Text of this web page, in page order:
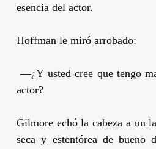
esencia del actor.
Hoffman le miró arrobado:
—¿Y usted cree que tengo
actor?
Gilmoreechó la cabeza a un
seca y estentórea de bueno